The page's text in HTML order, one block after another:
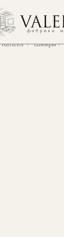
Каталог / Шкафы /